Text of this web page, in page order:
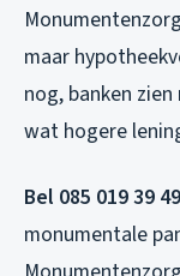
maar
nog, banken
wat hogere
Bel 085 019 39
monumentale